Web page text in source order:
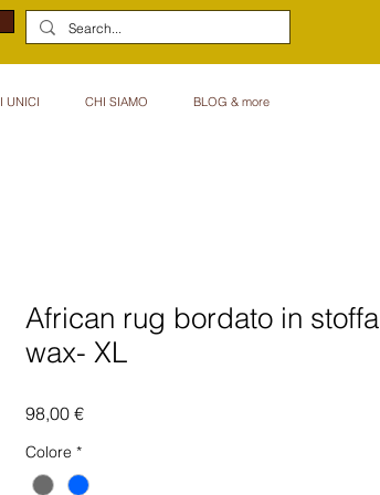
UNICI CHI SIAMO BLOG & more
African rug bordato in stoffa
wax- XL
98,00 €Prezzo
Colore *